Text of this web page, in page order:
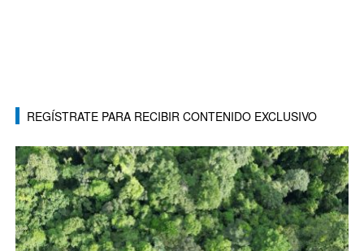
REGÍSTRATE PARA RECIBIR CONTENIDO EXCLUSIVO